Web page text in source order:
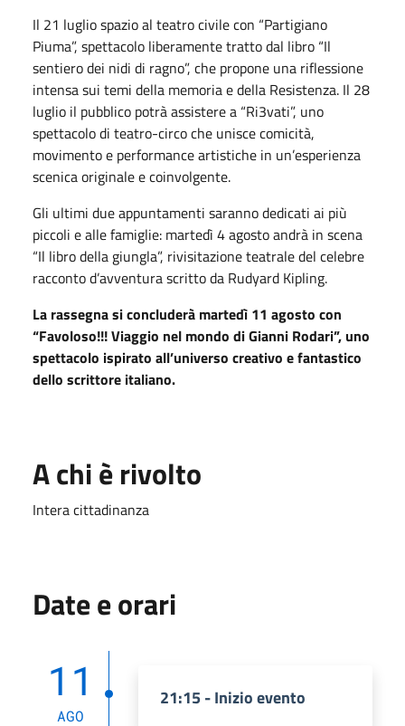
Il 21 luglio spazio al teatro civile con “Partigiano
Piuma”, spettacolo liberamente tratto dal libro “Il
sentiero dei nidi di ragno”, che propone una riflessione
intensa sui temi della memoria e della Resistenza. Il 28
luglio il pubblico potrà assistere a “Ri3vati”, uno
spettacolo di teatro-circo che unisce comicità,
movimento e performance artistiche in un’esperienza
scenica originale e coinvolgente.
Gli ultimi due appuntamenti saranno dedicati ai più
piccoli e alle famiglie: martedì 4 agosto andrà in scena
“Il libro della giungla”, rivisitazione teatrale del celebre
racconto d’avventura scritto da Rudyard Kipling.
La rassegna si concluderà martedì 11 agosto con
“Favoloso!!! Viaggio nel mondo di Gianni Rodari”, uno
spettacolo ispirato all’universo creativo e fantastico
dello scrittore italiano.
A chi è rivolto
Intera cittadinanza
Date e orari
11
AGO
21:15 - Inizio evento